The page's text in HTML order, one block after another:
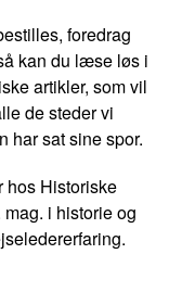
foredrag
kan du læse løs i
artikler, som vil
de steder vi
har sat sine spor.
hos Historiske
i historie og